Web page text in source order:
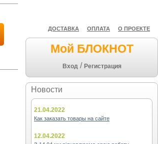
ДОСТАВКА ОПЛАТА О ПРОЕКТЕ
Мой БЛОКНОТ
Вход / Регистрация
Новости
21.04.2022
Как заказать товары на сайте
12.04.2022